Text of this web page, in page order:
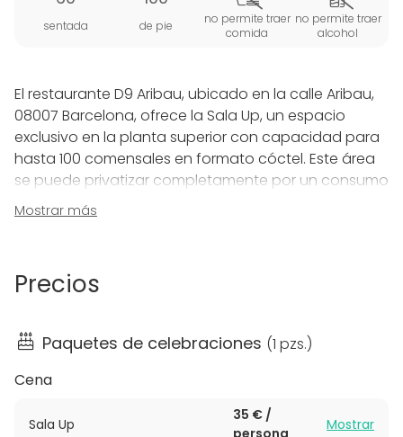
sentada de pie
no permite traer
comida
no permite traer
alcohol
El restaurante D9 Aribau, ubicado en la calle Aribau,
08007 Barcelona, ofrece la Sala Up, un espacio
exclusivo en la planta superior con capacidad para
hasta 100 comensales en formato cóctel. Este área
se puede privatizar completamente por un consumo
mínimo, garantizando un ambiente íntimo y privado
hasta las 03:00 de la madrugada.
cenas de empresa y eventos que requieren un
eventos sociales como corporativos, la sala ofrece
un entorno elegante y acogedor que hará que tus
invitados se sientan cómodos y bien atendidos.
Situado en el corazón de Barcelona, D9 Aribau
Mostrar más
Precios
Paquetes de celebraciones (1 pzs.)
Cena
Sala Up
35 € /
persona
Mostrar